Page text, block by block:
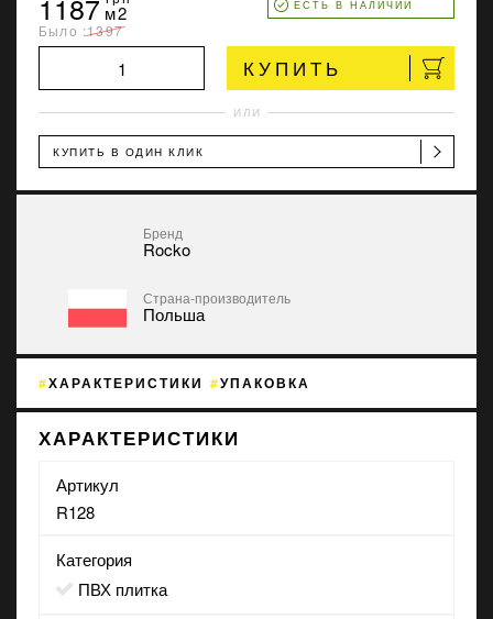
м2
Было :1397
ЕСТЬ В НАЛИЧИИ
КУПИТЬ
ИЛИ
КУПИТЬ В ОДИН КЛИК
Бренд
Rocko
Страна-производитель
Польша
ХАРАКТЕРИСТИКИ УПАКОВКА
ХАРАКТЕРИСТИКИ
Артикул
R128
Категория
ПВХ плитка